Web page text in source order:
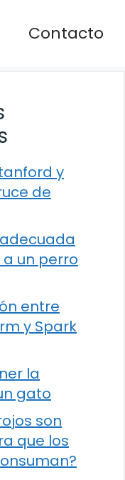
Contacto
y
de
un perro
entre
y Spark
la
gato
son
que los